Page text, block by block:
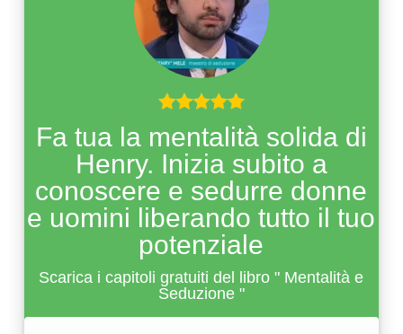
Fa tua la mentalità solida di
Henry. Inizia subito a
conoscere e sedurre donne
e uomini liberando tutto il tuo
potenziale
Scarica i capitoli gratuiti del libro " Mentalità e
Seduzione "